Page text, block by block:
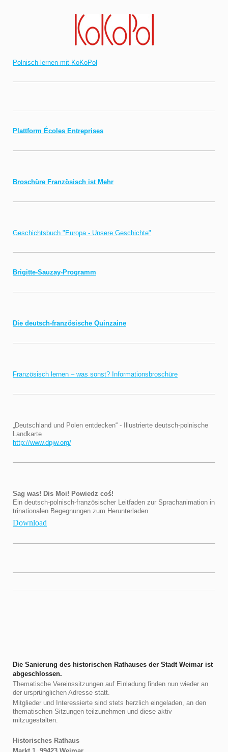
Polnisch lernen mit KoKoPol
Plattform Écoles Entreprises
Broschüre Französisch ist Mehr
Geschichtsbuch "Europa - Unsere Geschichte"
Brigitte-Sauzay-Programm
Die deutsch-französische Quinzaine
Französisch lernen – was sonst? Informationsbroschüre
„Deutschland und Polen entdecken“ - Illustrierte deutsch-polnische
Landkarte
http://www.dpjw.org/
Sag was! Dis Moi! Powiedz coś!
Ein deutsch-polnisch-französischer Leitfaden zur Sprachanimation in
trinationalen Begegnungen zum Herunterladen
Download
Die Sanierung des historischen Rathauses der Stadt Weimar ist
abgeschlossen.
Thematische Vereinssitzungen auf Einladung finden nun wieder an
der ursprünglichen Adresse statt.
Mitglieder und Interessierte sind stets herzlich eingeladen, an den
thematischen Sitzungen teilzunehmen und diese aktiv
mitzugestalten.
Historisches Rathaus